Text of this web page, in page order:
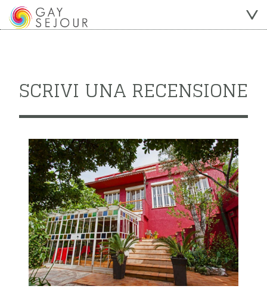
SCRIVI UNA RECENSIONE